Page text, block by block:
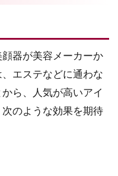
器が美容メーカーか
エステなどに通わな
ら、人気が高いアイ
のような効果を期待